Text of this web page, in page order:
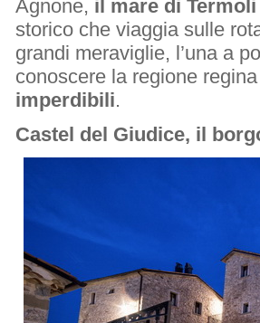
Agnone, il mare di
storico che viaggia sulle
grandi meraviglie, l’una a
conoscere la regione
imperdibili.
Castel del Giudice, il